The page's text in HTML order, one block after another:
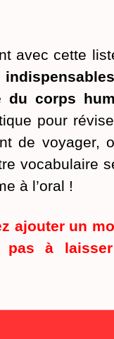
avec cette
du corps
pour
de voyager,
vocabulaire
à l’oral !
ajouter un
pas à